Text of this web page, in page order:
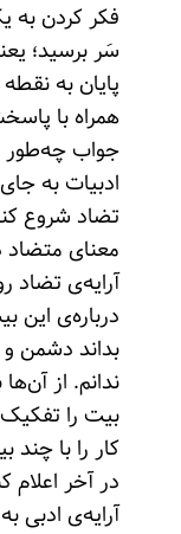
فکر کردن به
سَر برسید؛
پایان به
همراه با
جواب چه‌طور
ادبیات به
تضاد شروع
معنای متضاد
آرایه‌ی تضاد
درباره‌ی این
بداند
ندانم. از
بیت را
کار را با
در آخر
آرایه‌ی ادبی